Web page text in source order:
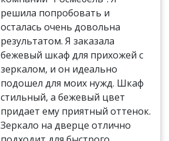
решила попробовать и
осталась очень довольна
результатом. Я заказала
бежевый шкаф для прихожей с
зеркалом, и он идеально
подошел для моих нужд. Шкаф
стильный, а бежевый цвет
придает ему приятный оттенок.
Зеркало на дверце отлично